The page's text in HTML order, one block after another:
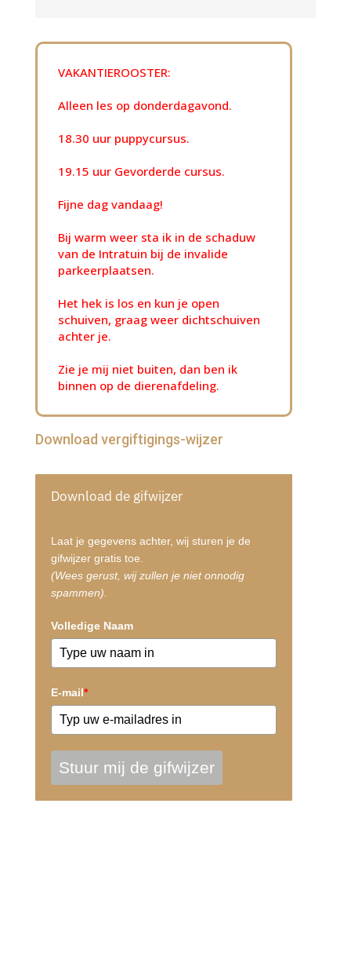
VAKANTIEROOSTER:
Alleen les op donderdagavond.
18.30 uur puppycursus.
19.15 uur Gevorderde cursus.
Fijne dag vandaag!
Bij warm weer sta ik in de schaduw
van de Intratuin bij de invalide
parkeerplaatsen.
Het hek is los en kun je open
schuiven, graag weer dichtschuiven
achter je.
Zie je mij niet buiten, dan ben ik
binnen op de dierenafdeling.
Download vergiftigings-wijzer
Download de gifwijzer
Laat je gegevens achter, wij sturen je de
gifwijzer gratis toe.
(Wees gerust, wij zullen je niet onnodig
spammen).
Volledige Naam
E-mail*
Stuur mij de gifwijzer